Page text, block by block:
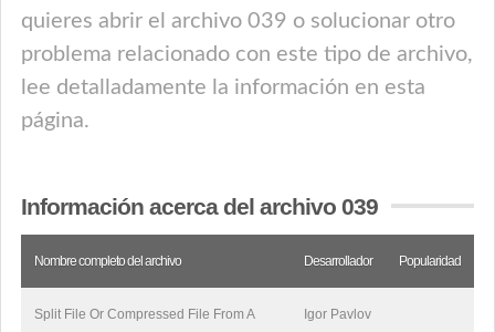
quieres abrir el archivo 039 o solucionar otro
problema relacionado con este tipo de archivo,
lee detalladamente la información en esta
página.
Información acerca del archivo 039
Nombre completo del archivo Desarrollador Popularidad
Split File Or Compressed File From A
Igor Pavlov